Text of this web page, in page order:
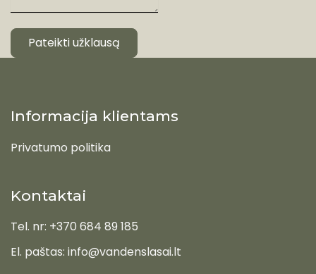
Pateikti užklausą
Kontaktai
Tel. nr: +370 684 89 185
El. paštas: info@vandenslasai.lt
Informacija klientams
Privatumo politika